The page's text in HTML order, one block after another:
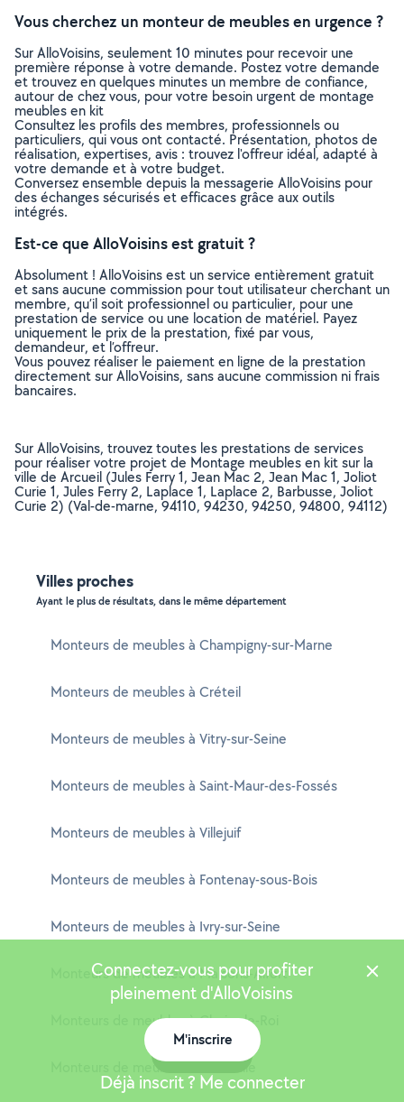
Vous cherchez un monteur de meubles en urgence ?
Sur AlloVoisins, seulement 10 minutes pour recevoir une
première réponse à votre demande. Postez votre demande
et trouvez en quelques minutes un membre de confiance,
autour de chez vous, pour votre besoin urgent de montage
meubles en kit
Consultez les profils des membres, professionnels ou
particuliers, qui vous ont contacté. Présentation, photos de
réalisation, expertises, avis : trouvez l'offreur idéal, adapté à
votre demande et à votre budget.
Conversez ensemble depuis la messagerie AlloVoisins pour
des échanges sécurisés et efficaces grâce aux outils
intégrés.
Est-ce que AlloVoisins est gratuit ?
Absolument ! AlloVoisins est un service entièrement gratuit
et sans aucune commission pour tout utilisateur cherchant un
membre, qu’il soit professionnel ou particulier, pour une
prestation de service ou une location de matériel. Payez
uniquement le prix de la prestation, fixé par vous,
demandeur, et l’offreur.
Vous pouvez réaliser le paiement en ligne de la prestation
directement sur AlloVoisins, sans aucune commission ni frais
bancaires.
Sur AlloVoisins, trouvez toutes les prestations de services
pour réaliser votre projet de Montage meubles en kit sur la
ville de Arcueil (Jules Ferry 1, Jean Mac 2, Jean Mac 1, Joliot
Curie 1, Jules Ferry 2, Laplace 1, Laplace 2, Barbusse, Joliot
Curie 2) (Val-de-marne, 94110, 94230, 94250, 94800, 94112)
Villes proches
Ayant le plus de résultats, dans le même département
Monteurs de meubles à Champigny-sur-Marne
Monteurs de meubles à Créteil
Monteurs de meubles à Vitry-sur-Seine
Monteurs de meubles à Saint-Maur-des-Fossés
Monteurs de meubles à Villejuif
Monteurs de meubles à Fontenay-sous-Bois
Monteurs de meubles à Ivry-sur-Seine
Monteurs de meubles à Maisons-Alfort
Monteurs de meubles à Choisy-le-Roi
Monteurs de meubles à Alfortville
Connectez-vous pour profiter
pleinement d'AlloVoisins
M'inscrire
Déjà inscrit ? Me connecter